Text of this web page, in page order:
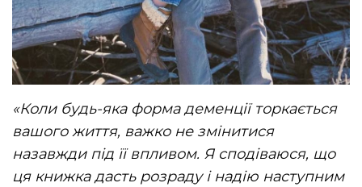
«Коли будь-яка форма деменції торкається
вашого життя, важко не змінитися
назавжди під її впливом. Я сподіваюся, що
ця книжка дасть розраду і надію наступним